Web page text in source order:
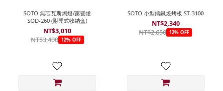
SOTO 無芯瓦斯燭燈/露營燈
SOD-260 (附硬式收納盒)
NT$3,010
NT$3,400 12% OFF
SOTO 小型鑄鐵燒烤板 ST-3100
NT$2,340
NT$2,650 12% OFF